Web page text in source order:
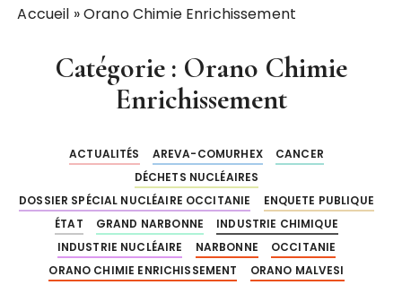
Accueil »Orano Chimie Enrichissement
Catégorie : Orano Chimie
Enrichissement
ACTUALITÉS AREVA-COMURHEX
CANCER
DÉCHETS NUCLÉAIRES
DOSSIER SPÉCIAL NUCLÉAIRE OCCITANIE
ENQUETE PUBLIQUE
ÉTAT
GRAND NARBONNE
INDUSTRIE CHIMIQUE
INDUSTRIE NUCLÉAIRE
NARBONNE
OCCITANIE
ORANO CHIMIE ENRICHISSEMENT
ORANO MALVESI